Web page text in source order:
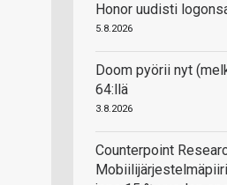
Honor uudisti
5.8.2026
Doom pyörii nyt
64:llä
3.8.2026
Counterpoint